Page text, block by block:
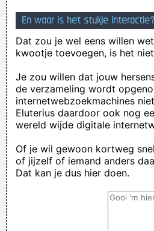
En waar is het stukje interactie?
Dat zou je wel eens willen
kwootje toevoegen, is het
Je zou willen dat jouw
de verzameling wordt
internetwebzoekmachines
Eluterius daardoor ook nog
wereld wijde digitale
Of je wil gewoon kortweg
of jijzelf of iemand anders
Dat kan je dus hier doen.